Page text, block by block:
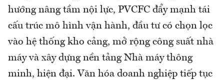
hướng nâng tầm nội lực, PVCFC đẩy mạnh tái
cấu trúc mô hình vận hành, đầu tư có chọn lọc
vào hệ thống kho cảng, mở rộng công suất nhà
máy và xây dựng nền tảng Nhà máy thông
minh, hiện đại. Văn hóa doanh nghiệp tiếp tục